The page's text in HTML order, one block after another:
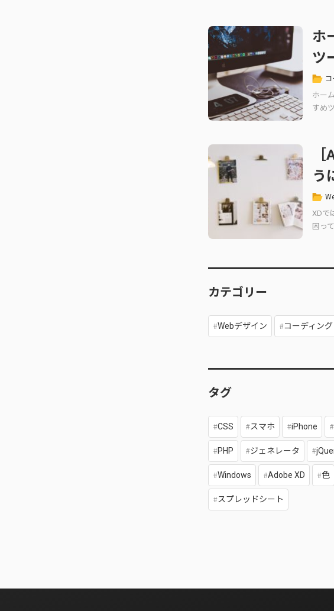
ホ
ツ
コ
ホー
すめ
う
XDで
困っ
カテゴリー
Webデザイン コーディング
タグ
CSS スマホ iPhone
PHP ジェネレータ
Windows Adobe XD 色
スプレッドシート